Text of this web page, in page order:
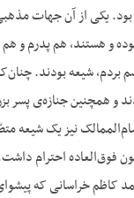
یکی از آن جهات
و هستند، هم پدرم و
بردم، شیعه بودند.
و همچنین جنازه‌‌ی پسر
نیز یک شیعه
فوق‌العاده احترام
کاظم خراسانی که